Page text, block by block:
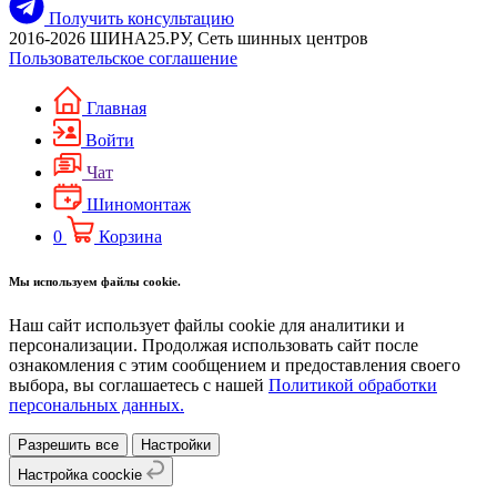
Получить консультацию
2016-2026 ШИНА25.РУ, Сеть шинных центров
Пользовательское соглашение
Главная
Войти
Чат
Шиномонтаж
0
Корзина
Мы используем файлы cookie.
Наш сайт использует файлы cookie для аналитики и
персонализации. Продолжая использовать сайт после
ознакомления с этим сообщением и предоставления своего
выбора, вы соглашаетесь с нашей Политикой обработки
персональных данных.
Разрешить все
Настройки
Настройка coockie